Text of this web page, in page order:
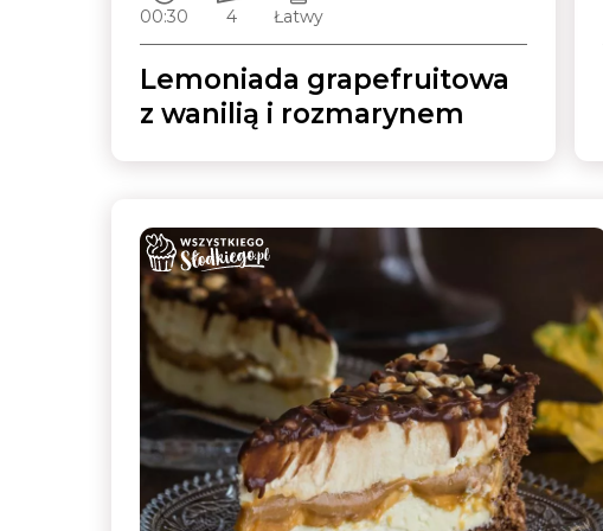
00:30
4
Łatwy
Lemoniada grapefruitowa
z wanilią i rozmarynem